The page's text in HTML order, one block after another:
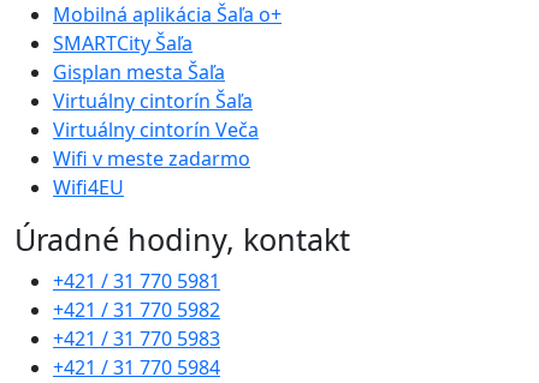
Mobilná aplikácia Šaľa o+
SMARTCity Šaľa
Gisplan mesta Šaľa
Virtuálny cintorín Šaľa
Virtuálny cintorín Veča
Wifi v meste zadarmo
Wifi4EU
Úradné hodiny, kontakt
+421 / 31 770 5981
+421 / 31 770 5982
+421 / 31 770 5983
+421 / 31 770 5984